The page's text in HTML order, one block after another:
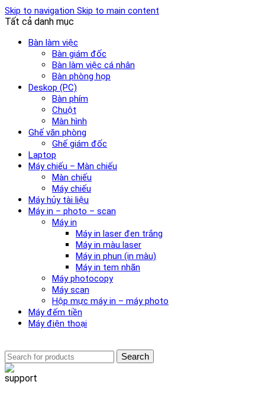
Skip to navigation Skip to main content
Tất cả danh mục
Bàn làm việc
Bàn giám đốc
Bàn làm việc cá nhân
Bàn phòng họp
Deskop (PC)
Bàn phím
Chuột
Màn hình
Ghế văn phòng
Ghế giám đốc
Laptop
Máy chiếu – Màn chiếu
Màn chiếu
Máy chiếu
Máy hủy tài liệu
Máy in – photo – scan
Máy in
Máy in laser đen trắng
Máy in màu laser
Máy in phun (in màu)
Máy in tem nhãn
Máy photocopy
Máy scan
Hộp mực máy in – máy photo
Máy đếm tiền
Máy điện thoại
Search